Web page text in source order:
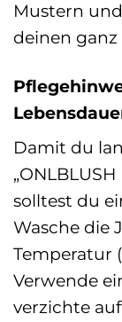
Mustern
deinen
Damit du
solltest du
Wasche die
Temperatur
Verwende
verzichte